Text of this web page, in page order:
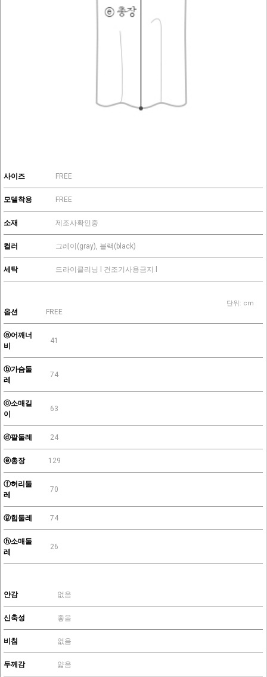
사이즈 FREE
모델착용 FREE
소재 제조사확인중
컬러 그레이(gray), 블랙(black)
세탁 드라이클리닝 l 건조기사용금지 l
단위: cm
옵션 FREE
ⓐ어깨너
비
41
ⓑ가슴둘
레
74
ⓒ소매길
이
63
ⓓ팔둘레 24
ⓔ총장 129
ⓕ허리둘
레
70
ⓖ힙둘레 74
ⓗ소매둘
레
26
안감 없음
신축성 좋음
비침 없음
두께감 얇음